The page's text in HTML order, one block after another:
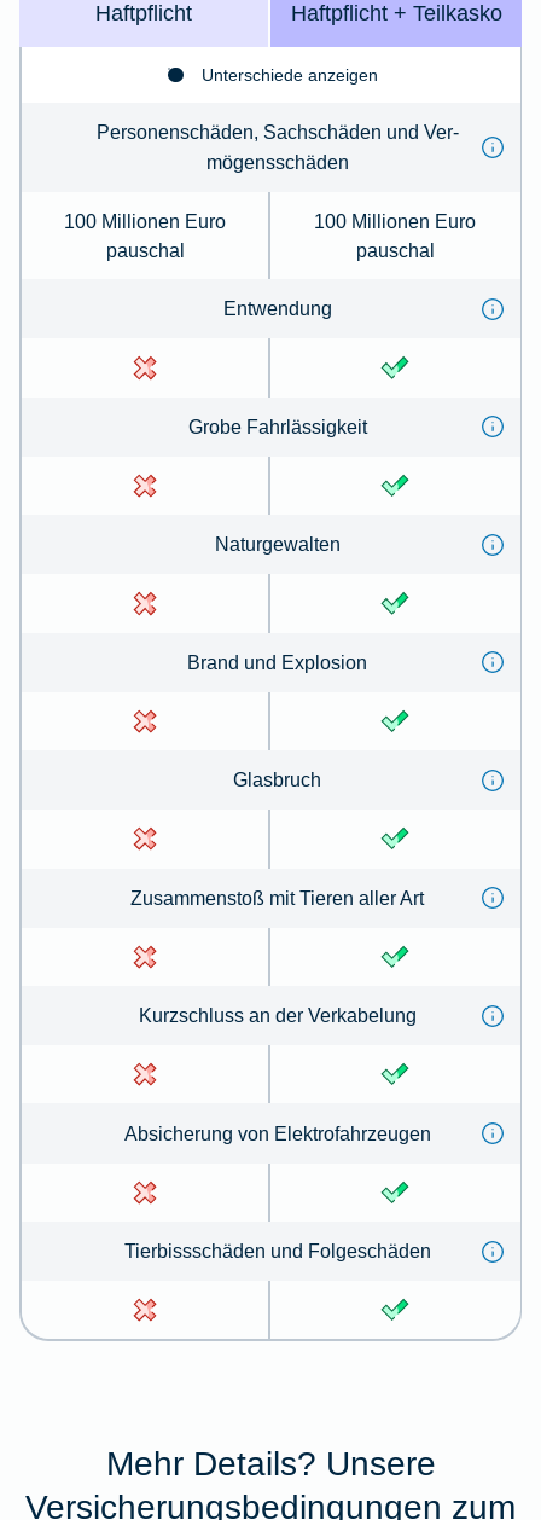
Haft­pflicht Haft­­pflicht + Teil­kasko
Unterschiede anzeigen
Per­so­nenschäden, Sachschäden und Ver­
mögens­schä­den
100 Millionen Euro
pauschal
100 Millionen Euro
pauschal
Ent­wen­dung
Gro­be Fahr­lässig­keit
Na­tur­ge­wal­ten
Brand und Ex­plo­sion
Glas­bruch
Zu­sammen­stoß mit Tie­ren aller Art
Kurz­schluss an der Ver­kabe­lung
Absicherung von Elektrofahrzeugen
Tierbissschäden und Folgeschäden
Mehr Details? Unsere
Versicherungsbedingungen zum